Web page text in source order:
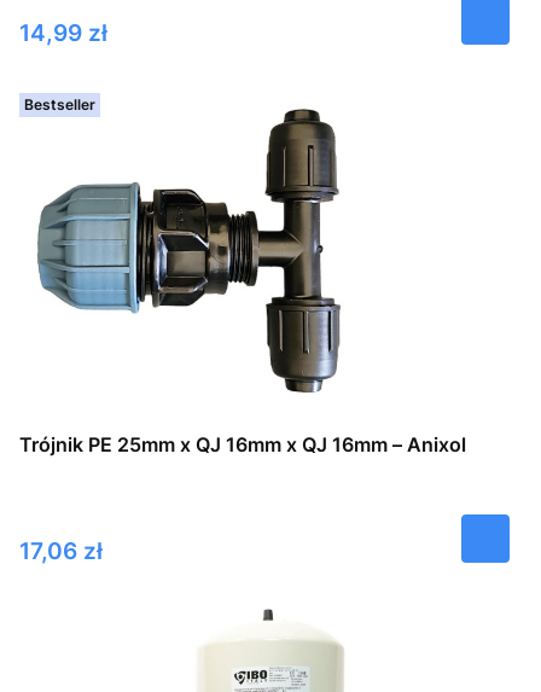
Cena
14,99 zł
Bestseller
Trójnik PE 25mm x QJ 16mm x QJ 16mm – Anixol
Cena
17,06 zł